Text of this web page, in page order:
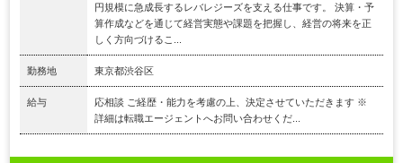
円規模に急成長するレバレジーズを支える仕事です。 決算・予
算作成などを通じて経営実態や課題を把握し、経営の将来を正
しく方向づけるこ...
勤務地 東京都渋谷区
給与
応相談 ご経歴・能力を考慮の上、決定させていただきます ※
詳細は転職エージェントへお問い合わせくだ...